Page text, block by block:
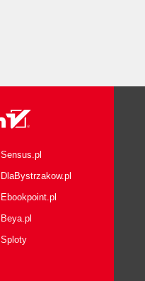
Sensus.pl
DlaBystrzakow.pl
Ebookpoint.pl
Beya.pl
Sploty